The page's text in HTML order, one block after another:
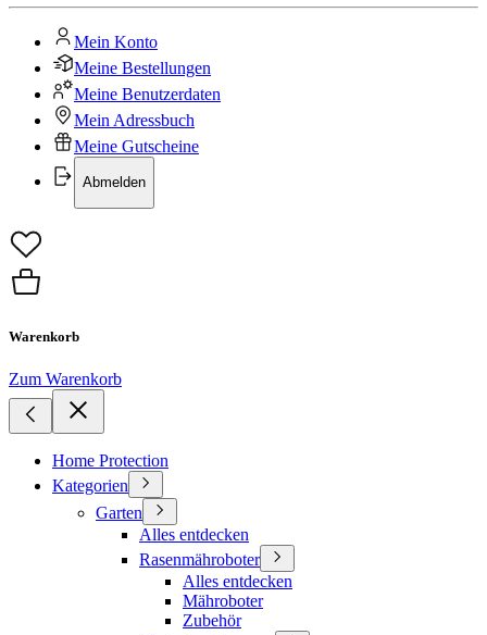
Mein Konto
Meine Bestellungen
Meine Benutzerdaten
Mein Adressbuch
Meine Gutscheine
Abmelden
Warenkorb
Zum Warenkorb
Home Protection
Kategorien
Garten
Alles entdecken
Rasenmähroboter
Alles entdecken
Mähroboter
Zubehör